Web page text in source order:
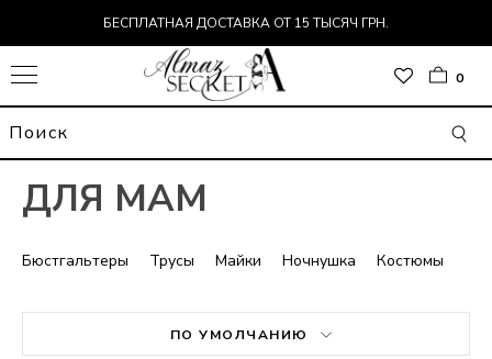
БЕСПЛАТНАЯ ДОСТАВКА ОТ 15 ТЫСЯЧ ГРН.
0
ДЛЯ МАМ
Бюстгальтеры Трусы Майки Ночнушка Костюмы
ПО УМОЛЧАНИЮ